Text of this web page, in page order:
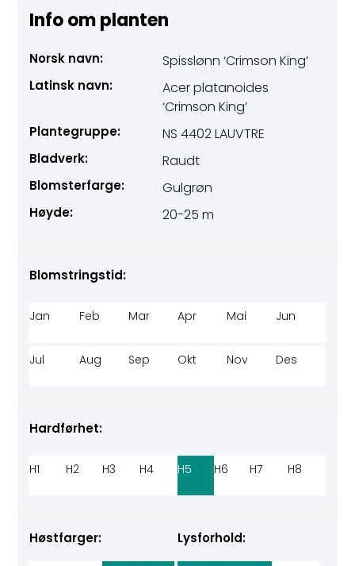
Info om planten
Norsk navn: Spisslønn ‘Crimson King’
Latinsk navn:
Acer platanoides
‘Crimson King’
Plantegruppe: NS 4402 LAUVTRE
Bladverk: Raudt
Blomsterfarge: Gulgrøn
Høyde: 20-25 m
Blomstringstid:
Jan Feb Mar Apr Mai Jun
Jul Aug Sep Okt Nov Des
Hardførhet:
H1 H2 H3 H4 H5 H6 H7 H8
Høstfarger: Lysforhold: